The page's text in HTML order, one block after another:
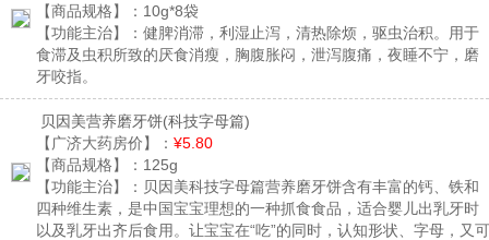
【商品规格】： 10g*8袋
【功能主治】： 健脾消滞，利湿止泻，清热除烦，驱虫治积。用于
食滞及虫积所致的厌食消瘦，胸腹胀闷，泄泻腹痛，夜睡不宁，磨
牙咬指。
贝因美营养磨牙饼(科技字母篇)
【广济大药房价】： ¥5.80
【商品规格】： 125g
【功能主治】： 贝因美科技字母篇营养磨牙饼含有丰富的钙、铁和
四种维生素，是中国宝宝理想的一种抓食食品，适合婴儿出乳牙时
以及乳牙出齐后食用。让宝宝在“吃”的同时，认知形状、字母，又可